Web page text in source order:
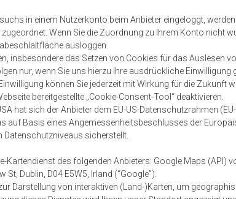
in einem Nutzerkonto beim Anbieter eingeloggt,
Wenn Sie die Zuordnung zu Ihrem Konto nicht
ausloggen.
insbesondere das Setzen von Cookies für das Auslesen
nur, wenn Sie uns hierzu Ihre ausdrückliche Einwilligung
können Sie jederzeit mit Wirkung für die Zukunft
bereitgestellte „Cookie-Consent-Tool“ deaktivieren.
hat sich der Anbieter dem EU-US-Datenschutzrahmen
auf Basis eines Angemessenheitsbeschlusses der
Datenschutzniveaus sicherstellt.
Kartendienst des folgenden Anbieters: Google Maps (API)
St, Dublin, D04 E5W5, Irland (“Google”).
Darstellung von interaktiven (Land-)Karten, um